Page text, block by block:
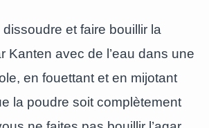
dissoudre et faire bouillir la
Kanten avec de l’eau dans une
en fouettant et en mijotant
la poudre soit complètement